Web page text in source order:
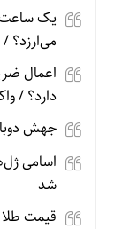
می‌ارزد؟
دارد؟ /
جهش دوباره
اسامی
شد